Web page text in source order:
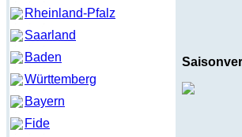
Rheinland-Pfalz
Saarland
Baden
Württemberg
Bayern
Fide